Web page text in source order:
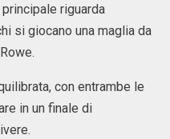
riguarda
si giocano una maglia da
con entrambe le
in un finale di